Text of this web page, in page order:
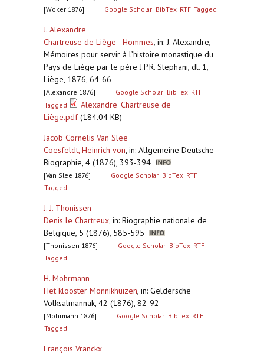
[Woker 1876] Google Scholar BibTex RTF Tagged
J. Alexandre
Chartreuse de Liège - Hommes, in: J. Alexandre,
Mémoires pour servir à l’histoire monastique du
Pays de Liège par le père J.P.R. Stephani, dl. 1,
Liège, 1876, 64-66
[Alexandre 1876] Google Scholar BibTex RTF
Tagged
Alexandre_Chartreuse de
Liège.pdf(184.04 KB)
Jacob Cornelis Van Slee
Coesfeldt, Heinrich von, in: Allgemeine Deutsche
Biographie, 4 (1876), 393-394
[Van Slee 1876] Google Scholar BibTex RTF
Tagged
J.-J. Thonissen
Denis le Chartreux, in: Biographie nationale de
Belgique, 5 (1876), 585-595
[Thonissen 1876] Google Scholar BibTex RTF
Tagged
H. Mohrmann
Het klooster Monnikhuizen, in: Geldersche
Volksalmannak, 42 (1876), 82-92
[Mohrmann 1876] Google Scholar BibTex RTF
Tagged
François Vranckx